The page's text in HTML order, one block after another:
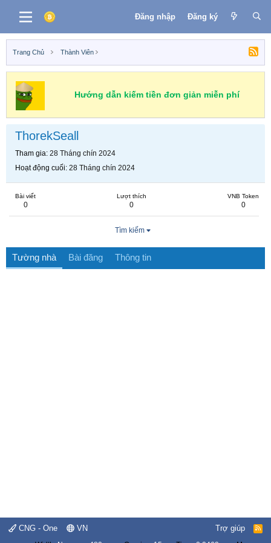
Đăng nhập Đăng ký
Trang Chủ Thành Viên
Hướng dẫn kiếm tiền đơn giản miễn phí
ThorekSeall
Tham gia 28 Tháng chín 2024
Hoạt động cuối 28 Tháng chín 2024
Bài viết
0
Lượt thích
0
VNB Token
0
Tìm kiếm
Tường nhà Bài đăng Thông tin
CNG - One VN Trợ giúp
R